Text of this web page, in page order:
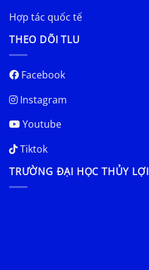
Hợp tác quốc tế
THEO DÕI TLU
Facebook
Instagram
Youtube
Tiktok
TRƯỜNG ĐẠI HỌC THỦY LỢI